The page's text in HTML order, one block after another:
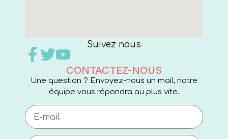
Suivez nous
CONTACTEZ-NOUS
Une question ? Envoyez-nous un mail, notre
équipe vous répondra au plus vite.